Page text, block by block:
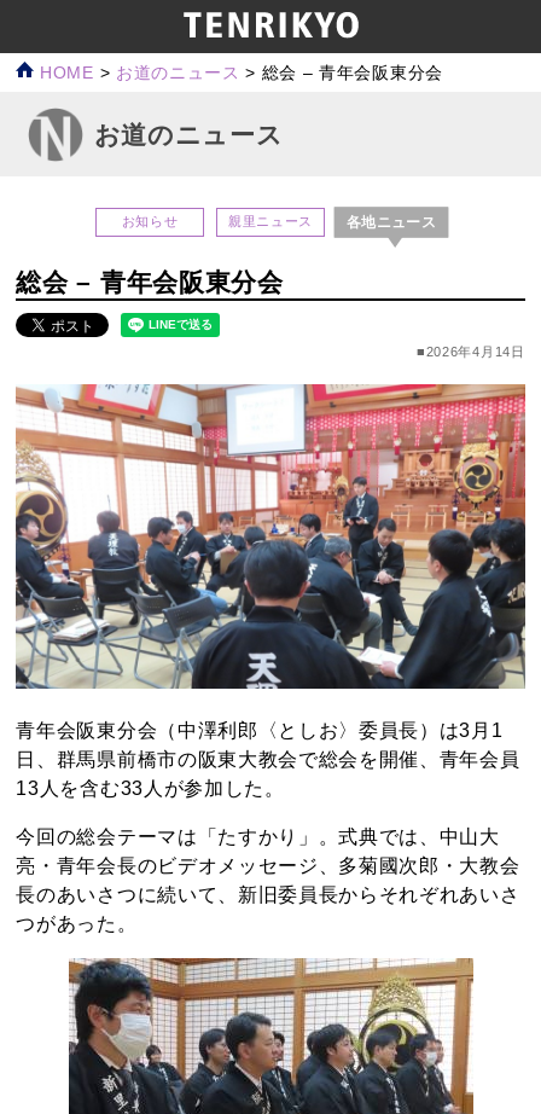
HOME > お道のニュース > 総会 – 青年会阪東分会
お道のニュース
お知らせ 親里ニュース 各地ニュース
総会 – 青年会阪東分会
■2026年4月14日
青年会阪東分会（中澤利郎〈としお〉委員長）は3月1
日、群馬県前橋市の阪東大教会で総会を開催、青年会員
13人を含む33人が参加した。
今回の総会テーマは「たすかり」。式典では、中山大
亮・青年会長のビデオメッセージ、多菊國次郎・大教会
長のあいさつに続いて、新旧委員長からそれぞれあいさ
つがあった。